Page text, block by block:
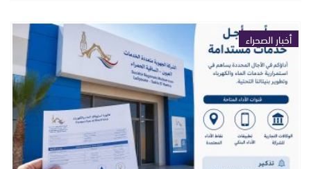
أخبار الصحراء